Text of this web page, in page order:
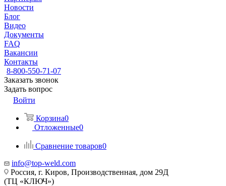
Новости
Блог
Видео
Документы
FAQ
Вакансии
Контакты
8-800-550-71-07
Заказать звонок
Задать вопрос
Войти
Корзина0
Отложенные0
Сравнение товаров0
info@top-weld.com
Россия, г. Киров, Производственная, дом 29Д
(ТЦ «КЛЮЧ»)